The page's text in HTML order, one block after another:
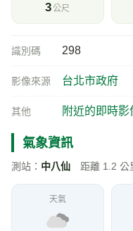
3公尺
識別碼 298
影像來源 台北市政府
其他 附近的即時影
氣象資訊
測站： 中八仙 距離 1.2 公
天氣